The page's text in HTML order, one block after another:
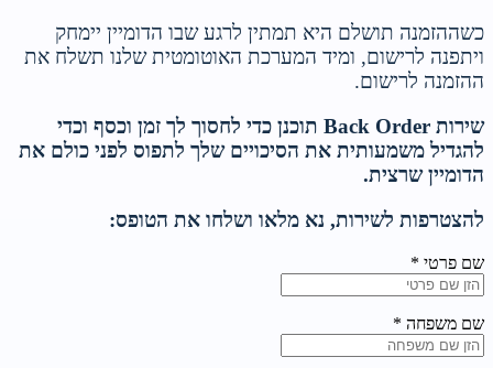
כשההזמנה תושלם היא תמתין לרגע שבו הדומיין יימחק
ויתפנה לרישום, ומיד המערכת האוטומטית שלנו תשלח את
ההזמנה לרישום.
שירות Back Order תוכנן כדי לחסוך לך זמן וכסף וכדי
להגדיל משמעותית את הסיכויים שלך לתפוס לפני כולם את
הדומיין שרצית.
להצטרפות לשירות, נא מלאו ושלחו את הטופס:
שם פרטי *
שם משפחה *